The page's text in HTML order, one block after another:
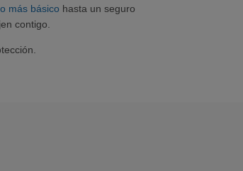
más básico hasta un seguro
contigo.